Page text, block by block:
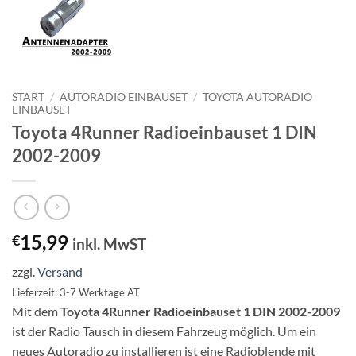
START / AUTORADIO EINBAUSET / TOYOTA AUTORADIO
EINBAUSET
Toyota 4Runner Radioeinbauset 1 DIN
2002-2009
€15,99 inkl. MwST
zzgl.Versand
Lieferzeit: 3-7 Werktage AT
Mit demToyota 4Runner Radioeinbauset 1 DIN 2002-2009
ist der Radio Tausch in diesem Fahrzeug möglich. Um ein
neues Autoradio zu installieren ist eine Radioblende mit